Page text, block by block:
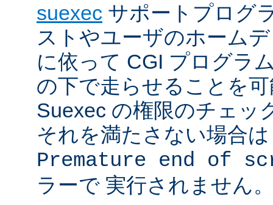
suexec サポートプログ
ストやユーザのホーム
に依って CGI プログラ
の下で走らせることを
Suexec の権限のチェッ
それを満たさない場合
Premature end of
ラーで 実行されません